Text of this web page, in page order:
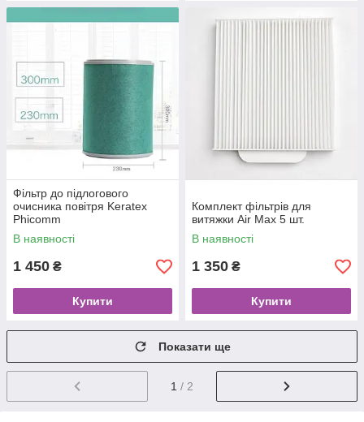
Фільтр до підлогового
очисника повітря Keratex
Phicomm
В наявності
1 450 ₴
Купити
Комплект фільтрів для
витяжки Air Max 5 шт.
В наявності
1 350 ₴
Купити
Показати ще
1 / 2